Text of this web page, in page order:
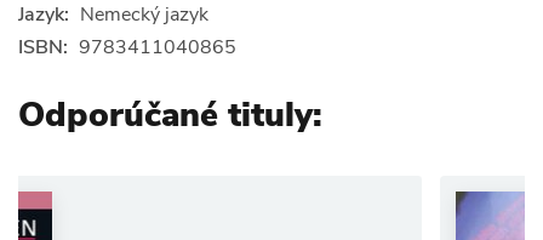
Jazyk: Nemecký jazyk
ISBN: 9783411040865
Odporúčané tituly:
Anglický